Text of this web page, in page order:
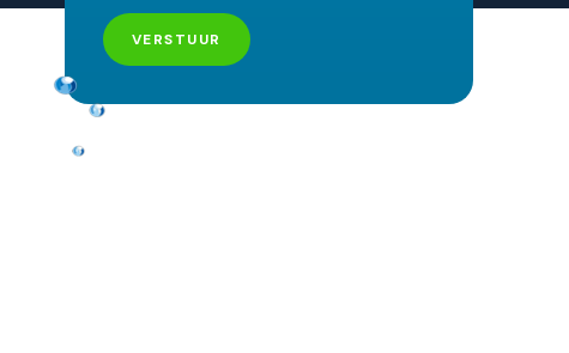
VERSTUUR